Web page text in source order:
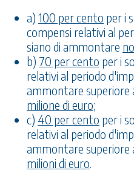
a) 100 per cento per i
compensi relativi al
siano di ammontare
b) 70 per cento per i
relativi al periodo
ammontare superiore
milione di euro;
c) 40 per cento per i
relativi al periodo
ammontare superiore
milioni di euro.